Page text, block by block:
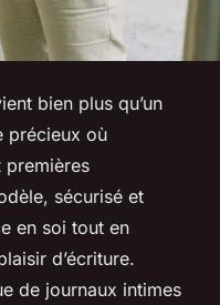
bien plus qu’un
précieux où
premières
sécurisé et
en soi tout en
d’écriture.
de journaux intimes